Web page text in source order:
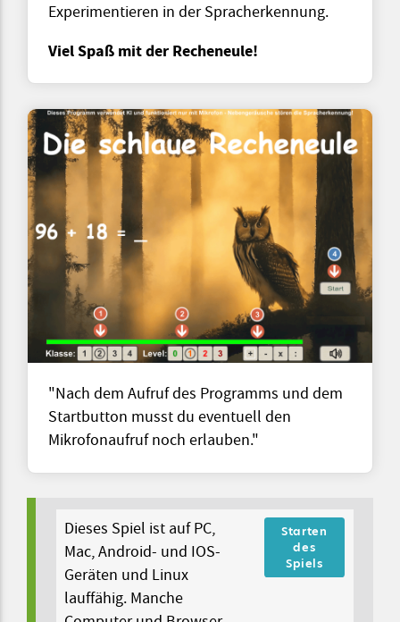
Experimentieren in der Spracherkennung.
Viel Spaß mit der Recheneule!
"Nach dem Aufruf des Programms und dem
Startbutton musst du eventuell den
Mikrofonaufruf noch erlauben."
Dieses Spiel ist auf PC,
Mac, Android- und IOS-
Geräten und Linux
lauffähig. Manche
Starten
des
Spiels